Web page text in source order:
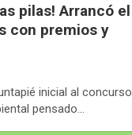
pilas! Arrancó el
con premios y
inicial al concurso
pensado…